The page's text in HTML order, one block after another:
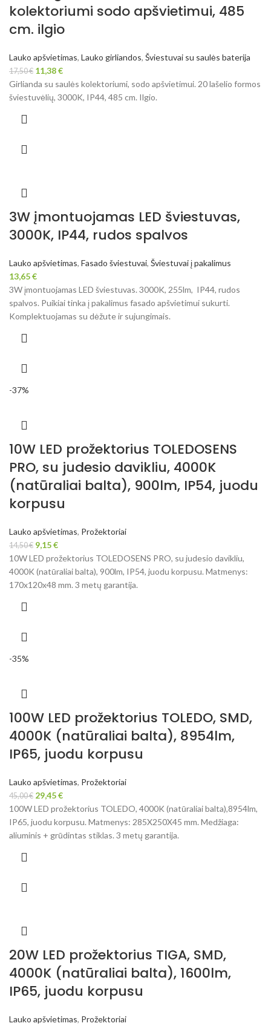
kolektoriumi sodo apšvietimui, 485
cm. ilgio
Lauko apšvietimas, Lauko girliandos, Šviestuvai su saulės baterija
17,50€ 11,38€
Girlianda su saulės kolektoriumi, sodo apšvietimui. 20 lašelio formos
šviestuvėlių, 3000K, IP44, 485 cm. Ilgio.
3W įmontuojamas LED šviestuvas,
3000K, IP44, rudos spalvos
Lauko apšvietimas, Fasado šviestuvai, Šviestuvai į pakalimus
13,65€
3W įmontuojamas LED šviestuvas. 3000K, 255lm, IP44, rudos
spalvos. Puikiai tinka į pakalimus fasado apšvietimui sukurti.
Komplektuojamas su dėžute ir sujungimais.
-37%
10W LED prožektorius TOLEDOSENS
PRO, su judesio davikliu, 4000K
(natūraliai balta), 900lm, IP54, juodu
korpusu
Lauko apšvietimas, Prožektoriai
14,50€ 9,15€
10W LED prožektorius TOLEDOSENS PRO, su judesio davikliu,
4000K (natūraliai balta), 900lm, IP54, juodu korpusu. Matmenys:
170x120x48 mm. 3 metų garantija.
-35%
100W LED prožektorius TOLEDO, SMD,
4000K (natūraliai balta), 8954lm,
IP65, juodu korpusu
Lauko apšvietimas, Prožektoriai
45,00€ 29,45€
100W LED prožektorius TOLEDO, 4000K (natūraliai balta),8954lm,
IP65, juodu korpusu. Matmenys: 285X250X45 mm. Medžiaga:
aliuminis + grūdintas stiklas. 3 metų garantija.
20W LED prožektorius TIGA, SMD,
4000K (natūraliai balta), 1600lm,
IP65, juodu korpusu
Lauko apšvietimas, Prožektoriai